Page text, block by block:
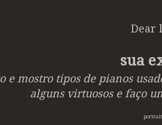
Dear
sua
e mostro tipos de pianos
alguns virtuosos e faço
portrait